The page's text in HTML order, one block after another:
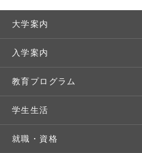
大学案内
敬和学園大学とは
学長メッセージ
教育理念・方針・取り組み
キャンパス・施設設備
入学案内
入学者選抜
オープンキャンパス
Webオープンキャンパス
教育プログラム
学部・学科
地域実践
学生生活
キャンパスライフ
就職・資格